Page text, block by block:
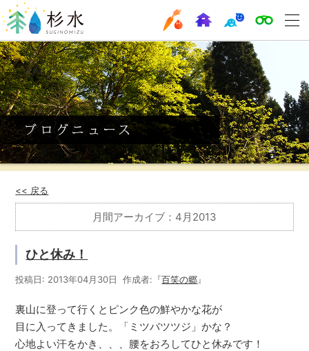
<< 戻る
月間アーカイブ：4月2013
ひと休み！
投稿日: 2013年04月30日 作成者:『百笑の郷』
裏山に登って行くとピンク色の鮮やかな花が
目に入ってきました。「ミツバツツジ」かな？
心地よい汗をかき、、、腰をおろしてひと休みです！